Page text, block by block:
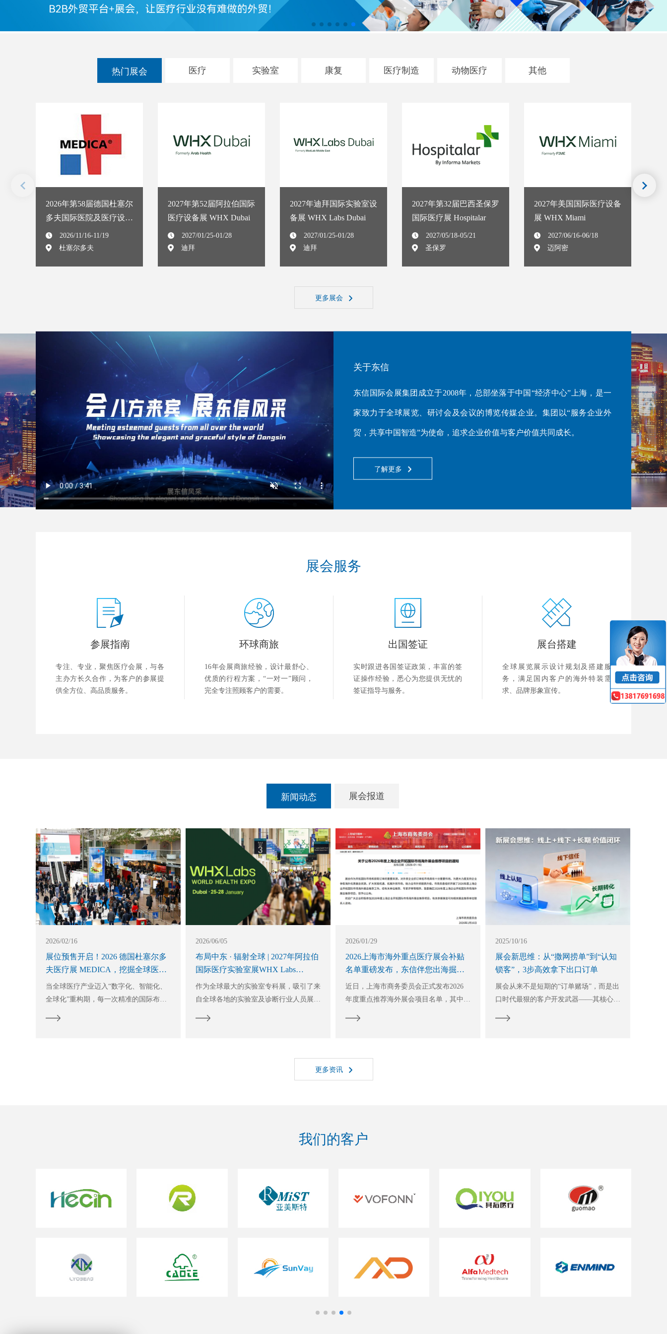
热门展会 医疗 实验室 康复 医疗制造 动物医疗 其他
2026年第58届德国杜塞尔
多夫国际医院及医疗设备
展览会 MEDICA
2026/11/16-11/19
杜塞尔多夫
2027年第52届阿拉伯国际
医疗设备展 WHX Dubai
2027/01/25-01/28
迪拜
2027年迪拜国际实验室设
备展 WHX Labs Dubai
2027/01/25-01/28
迪拜
2027年第32届巴西圣保罗
国际医疗展 Hospitalar
2027/05/18-05/21
圣保罗
2027年美国国际医疗设备
展 WHX Miami
2027/06/16-06/18
迈阿密
更多展会
关于东信
东信国际会展集团成立于2008年，总部坐落于中国“经济中心”上海，是一
家致力于全球展览、研讨会及会议的博览传媒企业。集团以“服务企业外
贸，共享中国智造”为使命，追求企业价值与客户价值共同成长。
了解更多
展会服务
参展指南
专注、专业，聚焦医疗会展，与各
主办方长久合作，为客户的参展提
供全方位、高品质服务。
环球商旅
16年会展商旅经验，设计最舒心、
优质的行程方案，“一对一”顾问，
完全专注照顾客户的需要。
出国签证
实时跟进各国签证政策，丰富的签
证操作经验，悉心为您提供无忧的
签证指导与服务。
展台搭建
全球展览展示设计规划及搭建服
务，满足国内客户的海外特装需
求、品牌形象宣传。
新闻动态 展会报道
2026/02/16
展位预售开启！2026 德国杜塞尔多
夫医疗展 MEDICA，挖掘全球医疗
市场“黄金矿”
当全球医疗产业迈入“数字化、智能化、
全球化”重构期，每一次精准的国际布
2026/06/05
布局中东 · 辐射全球 | 2027年阿拉伯
国际医疗实验室展WHX Labs
Dubai，定展正当时
作为全球最大的实验室专科展，吸引了来
自全球各地的实验室及诊断行业人员展示
2026/01/29
2026上海市海外重点医疗展会补贴
名单重磅发布，东信伴您出海掘金
医疗新蓝海！
近日，上海市商务委员会正式发布2026
年度重点推荐海外展会项目名单，其中医
2025/10/16
展会新思维：从“撒网捞单”到“认知
锁客”，3步高效拿下出口订单
展会从来不是短期的“订单赌场”，而是出
口时代最狠的客户开发武器——其核心早
更多资讯
我们的客户